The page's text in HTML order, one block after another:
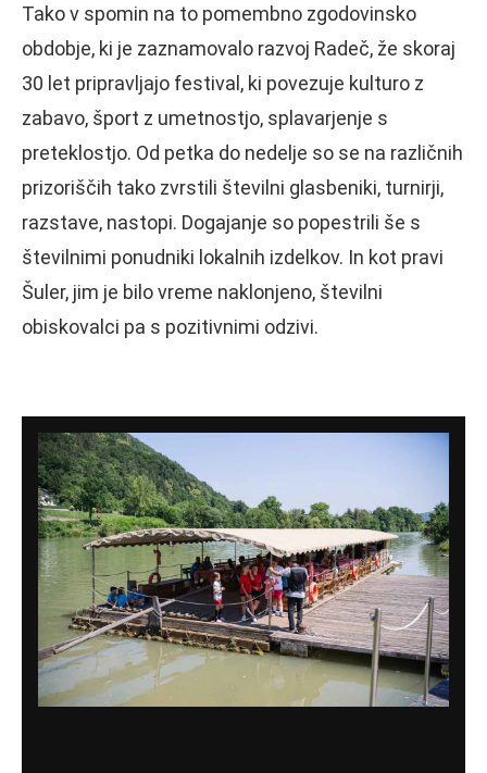
Tako v spomin na to pomembno zgodovinsko
obdobje, ki je zaznamovalo razvoj Radeč, že skoraj
30 let pripravljajo festival, ki povezuje kulturo z
zabavo, šport z umetnostjo, splavarjenje s
preteklostjo. Od petka do nedelje so se na različnih
prizoriščih tako zvrstili številni glasbeniki, turnirji,
razstave, nastopi. Dogajanje so popestrili še s
številnimi ponudniki lokalnih izdelkov. In kot pravi
Šuler, jim je bilo vreme naklonjeno, številni
obiskovalci pa s pozitivnimi odzivi.